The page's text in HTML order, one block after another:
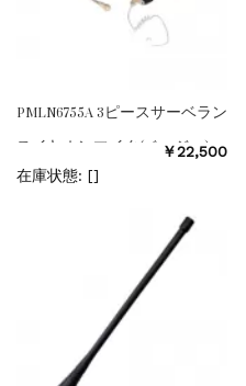
PMLN6755A 3ピースサーベラン
スイヤホンマイク(ベージュ)
￥22,500
在庫状態: []